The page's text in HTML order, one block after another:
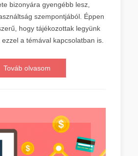
bizonyára gyengébb lesz,
szempontjából. Éppen
hogy tájékozottak legyünk
a témával kapcsolatban is.
Továb olvasom